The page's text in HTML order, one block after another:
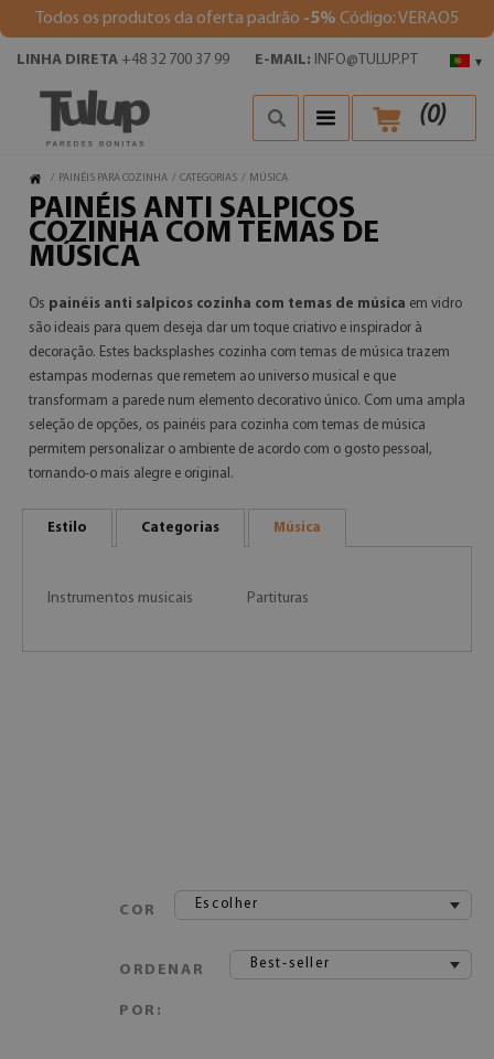
Todos os produtos da oferta padrão -5% Código: VERAO5
▾
LINHA DIRETA +48 32 700 37 99 E-MAIL: INFO@TULUP.PT
(0)
/ PAINÉIS PARA COZINHA / CATEGORIAS / MÚSICA
PAINÉIS ANTI SALPICOS
COZINHA COM TEMAS DE
MÚSICA
Os painéis anti salpicos cozinha com temas de música em vidro
são ideais para quem deseja dar um toque criativo e inspirador à
decoração. Estes backsplashes cozinha com temas de música trazem
estampas modernas que remetem ao universo musical e que
transformam a parede num elemento decorativo único. Com uma ampla
seleção de opções, os painéis para cozinha com temas de música
permitem personalizar o ambiente de acordo com o gosto pessoal,
tornando-o mais alegre e original.
Estilo Categorias Música
Instrumentos musicais Partituras
COR Escolher
ORDENAR
POR:
Best-seller